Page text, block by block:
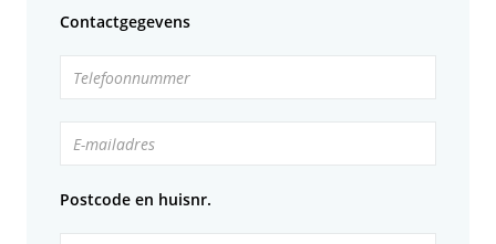
Contactgegevens
Telefoonnummer
E-mailadres
Postcode en huisnr.